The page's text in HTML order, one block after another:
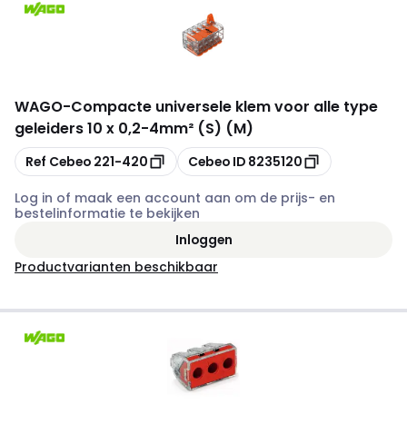
WAGO-Compacte universele klem voor alle type
geleiders 10 x 0,2-4mm² (S) (M)
Kopiëren
Ref Cebeo 221-420 Kopiëren
Cebeo ID 8235120
Log in of maak een account aan om de prijs- en
bestelinformatie te bekijken
Inloggen
Productvarianten beschikbaar